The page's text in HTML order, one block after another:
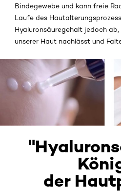
Bindegewebe und kann freie
Laufe des
Hyaluronsäuregehalt jedoch
unserer Haut nachlässt und
der